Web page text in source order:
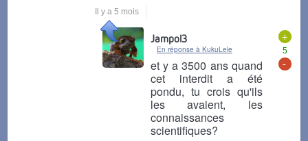
Il y a 5 mois
+
5
-
Jampol3
En réponse à KukuLele
et y a 3500 ans quand
cet interdit a été
pondu, tu crois qu'ils
les avaient, les
connaissances
scientifiques?